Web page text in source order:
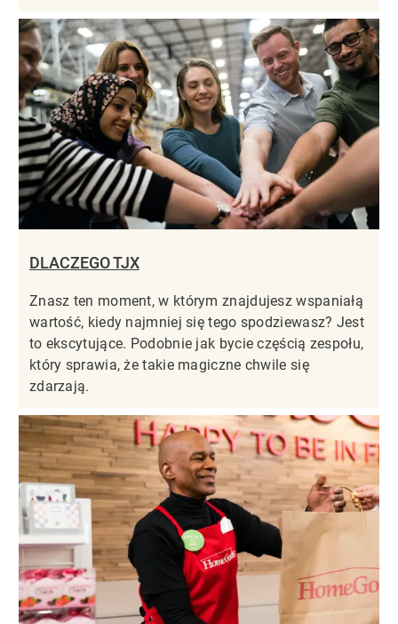
DLACZEGO TJX
Znasz ten moment, w którym znajdujesz wspaniałą
wartość, kiedy najmniej się tego spodziewasz? Jest
to ekscytujące. Podobnie jak bycie częścią zespołu,
który sprawia, że takie magiczne chwile się
zdarzają.